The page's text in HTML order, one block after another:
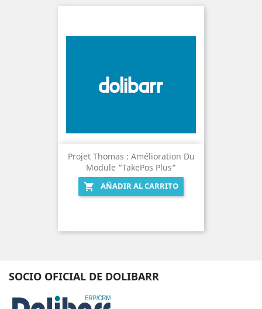
Projet Thomas : Amélioration Du
Module “TakePos Plus”

AÑADIR AL CARRITO
SOCIO OFICIAL DE DOLIBARR